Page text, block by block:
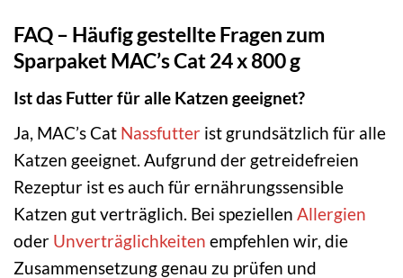
FAQ – Häufig gestellte Fragen zum
Sparpaket MAC’s Cat 24 x 800 g
Ist das Futter für alle Katzen geeignet?
Ja, MAC’s Cat Nassfutter ist grundsätzlich für alle
Katzen geeignet. Aufgrund der getreidefreien
Rezeptur ist es auch für ernährungssensible
Katzen gut verträglich. Bei speziellen Allergien
oder Unverträglichkeiten empfehlen wir, die
Zusammensetzung genau zu prüfen und